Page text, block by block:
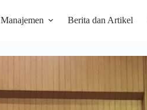
Manajemen Berita dan Artikel